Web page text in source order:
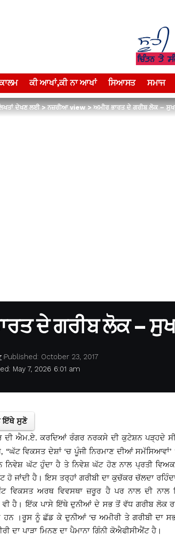
ਕੀ ਆਖਾਂ,ਕੀ ਨਾ ਆਖਾਂ ਸਿਆਸਤ ਸਮਾਜ
ਦੇਖਣ ਲਈ>ਨਜ਼ਰੀਆ view>ਅਮੀਰ ਭਾਰਤ ਦੇ ਗਰੀਬ ਲੋਕ –
ਦੇ ਗਰੀਬ ਲੋਕ –
May 7, 2026 6:01 am
Published: October 23, 2017
ਇੱਥੇ ਸੁਣੋ
ਦੀ ਐਮ.ਏ. ਕਰਦਿਆਂ ਰੰਗਰ ਨਰਕਸੇ ਦੀ ਕੁਟੇਸ਼ਨ ਪੜ੍ਹਦੇ
“ਘੱਟ ਵਿਕਸਤ ਦੇਸ਼ਾਂ ‘ਚ ਪੂੰਜੀ ਨਿਰਮਾਣ ਦੀਆਂ
ਨਿਵੇਸ਼ ਘੱਟ ਹੁੰਦਾ ਹੈ ਤੇ ਨਿਵੇਸ਼ ਘੱਟ ਹੋਣ ਨਾਲ ਪ੍ਰਤੀ
ਜਾਂਦੀ ਹੈ। ਇਸ ਤਰ੍ਹਾਂ ਗਰੀਬੀ ਦਾ ਕੁਚੱਕਰ ਚੱਲਦਾ
ਵਿਕਸਤ ਅਰਥ ਵਿਵਸਥਾ ਜ਼ਰੂਰ ਹੈ ਪਰ ਨਾਲ ਦੀ
ਵੀ ਹੈ। ਇੱਕ ਪਾਸੇ ਇੱਥੇ ਦੁਨੀਆਂ ਦੇ ਸਭ ਤੋਂ ਵੱਧ ਗਰੀਬ ਲੋਕ
ਹਨ ।ਰੂਸ ਨੂੰ ਛੱਡ ਕੇ ਦੁਨੀਆਂ ‘ਚ ਅਮੀਰੀ ਤੇ ਗਰੀਬੀ ਦਾ ਸਭ
ਦਾ ਪਾੜਾ ਮਿਨਣ ਦਾ ਪੈਮਾਨਾ ਗਿੰਨੀ ਕੋਐਫੀਸੀਐਂਟ ਹੈ।